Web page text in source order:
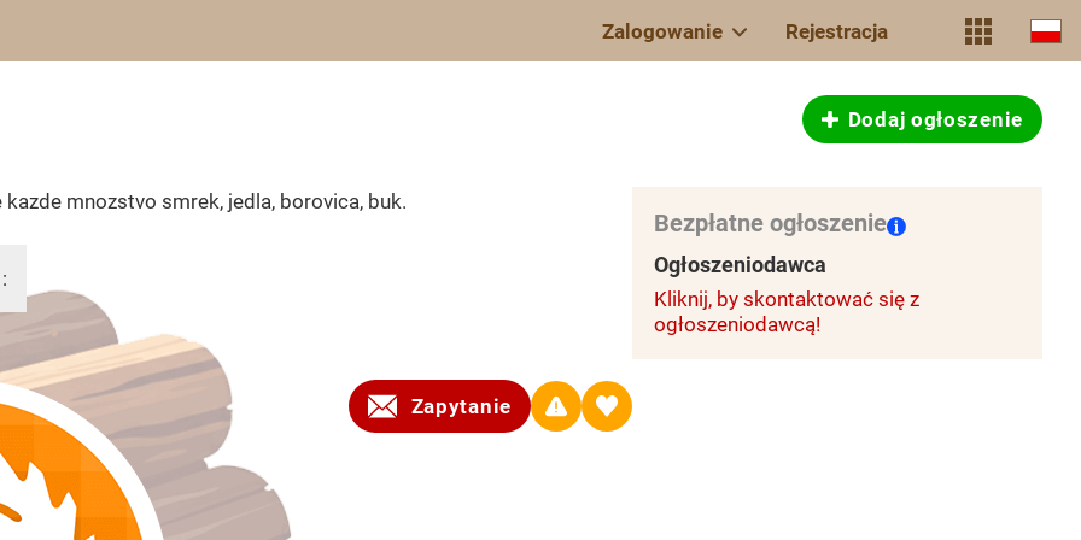
Zalogowanie Rejestracja
Dodaj ogłoszenie
kazde mnozstvo smrek, jedla, borovica, buk.
Zapytanie
Bezpłatne ogłoszenie
Ogłoszeniodawca
Kliknij, by skontaktować się z
ogłoszeniodawcą!